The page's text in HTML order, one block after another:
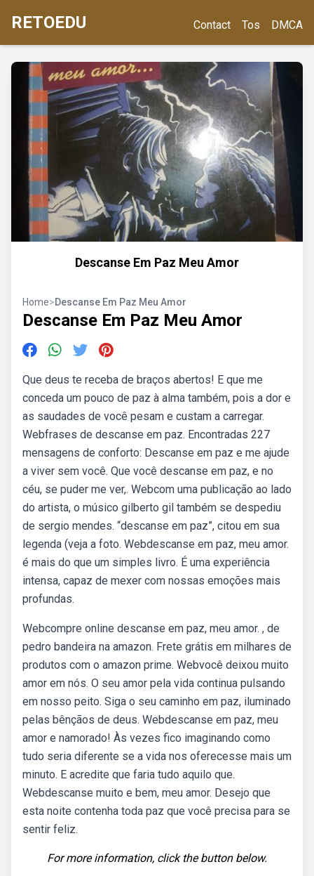
RETOEDU Contact Tos DMCA
Descanse Em Paz Meu Amor
Home>Descanse Em Paz Meu Amor
Descanse Em Paz Meu Amor
Que deus te receba de braços abertos! E que me
conceda um pouco de paz à alma também, pois a dor e
as saudades de você pesam e custam a carregar.
Webfrases de descanse em paz. Encontradas 227
mensagens de conforto: Descanse em paz e me ajude
a viver sem você. Que você descanse em paz, e no
céu, se puder me ver,. Webcom uma publicação ao lado
do artista, o músico gilberto gil também se despediu
de sergio mendes. “descanse em paz”, citou em sua
legenda (veja a foto. Webdescanse em paz, meu amor.
é mais do que um simples livro. É uma experiência
intensa, capaz de mexer com nossas emoções mais
profundas.
Webcompre online descanse em paz, meu amor. , de
pedro bandeira na amazon. Frete grátis em milhares de
produtos com o amazon prime. Webvocê deixou muito
amor em nós. O seu amor pela vida continua pulsando
em nosso peito. Siga o seu caminho em paz, iluminado
pelas bênçãos de deus. Webdescanse em paz, meu
amor e namorado! Às vezes fico imaginando como
tudo seria diferente se a vida nos oferecesse mais um
minuto. E acredite que faria tudo aquilo que.
Webdescanse muito e bem, meu amor. Desejo que
esta noite contenha toda paz que você precisa para se
sentir feliz.
For more information, click the button below.